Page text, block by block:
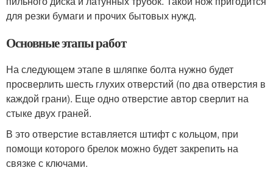
для резки бумаги и прочих бытовых нужд.
Основные этапы работ
На следующем этапе в шляпке болта нужно будет
просверлить шесть глухих отверстий (по два отверстия в
каждой грани). Еще одно отверстие автор сверлит на
стыке двух граней.
В это отверстие вставляется штифт с кольцом, при
помощи которого брелок можно будет закрепить на
связке с ключами.